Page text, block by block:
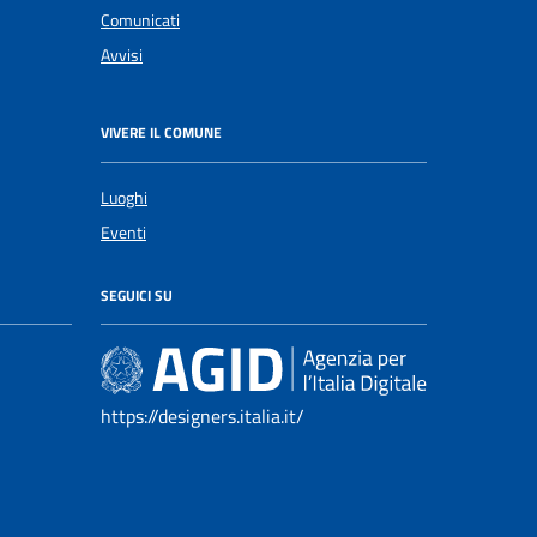
Comunicati
Avvisi
VIVERE IL COMUNE
Luoghi
Eventi
SEGUICI SU
https://designers.italia.it/